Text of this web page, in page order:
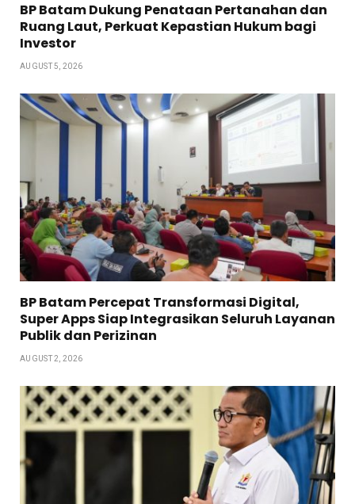
BP Batam Dukung Penataan Pertanahan dan
Ruang Laut, Perkuat Kepastian Hukum bagi
Investor
AUGUST 5, 2026
BP Batam Percepat Transformasi Digital,
Super Apps Siap Integrasikan Seluruh Layanan
Publik dan Perizinan
AUGUST 2, 2026